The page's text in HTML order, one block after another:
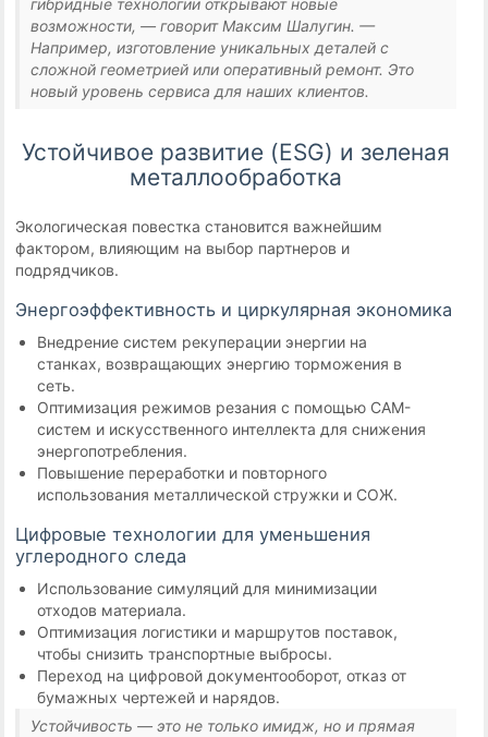
гибридные технологии открывают новые
возможности, — говорит Максим Шалугин. —
Например, изготовление уникальных деталей с
сложной геометрией или оперативный ремонт. Это
новый уровень сервиса для наших клиентов.
Устойчивое развитие (ESG) и зеленая
металлообработка
Экологическая повестка становится важнейшим
фактором, влияющим на выбор партнеров и
подрядчиков.
Энергоэффективность и циркулярная экономика
Внедрение систем рекуперации энергии на
станках, возвращающих энергию торможения в
сеть.
Оптимизация режимов резания с помощью CAM-
систем и искусственного интеллекта для снижения
энергопотребления.
Повышение переработки и повторного
использования металлической стружки и СОЖ.
Цифровые технологии для уменьшения
углеродного следа
Использование симуляций для минимизации
отходов материала.
Оптимизация логистики и маршрутов поставок,
чтобы снизить транспортные выбросы.
Переход на цифровой документооборот, отказ от
бумажных чертежей и нарядов.
Устойчивость — это не только имидж, но и прямая